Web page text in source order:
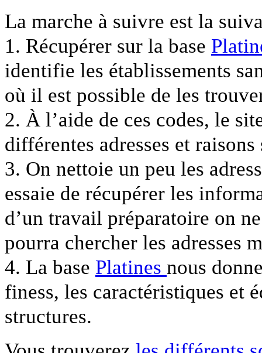
La marche à suivre est la
1. Récupérer sur la base
identifie les établissements
où il est possible de les
2. À l’aide de ces codes, le
différentes adresses et raisons
3. On nettoie un peu les
essaie de récupérer les
d’un travail préparatoire on
pourra chercher les adresses
4. La base Platines nous
finess, les caractéristiques et
structures.